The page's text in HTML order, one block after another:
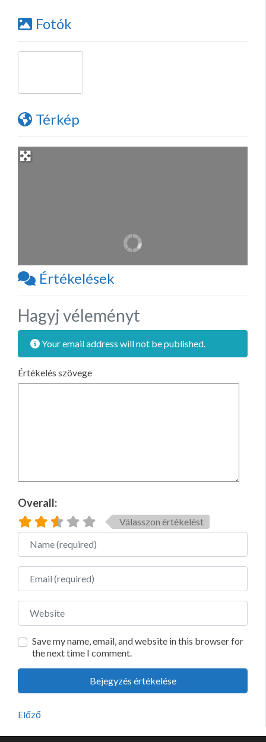
Fotók
Térkép
Értékelések
Hagyj véleményt
Your email address will not be published.
Értékelés szövege
Overall:
Válasszon értékelést
Name
Email
Website
Save my name, email, and website in this browser for
the next time I comment.
Előző